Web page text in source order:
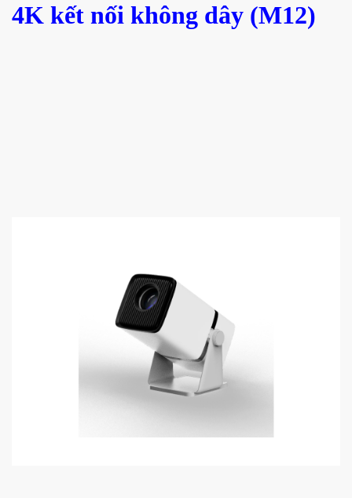
4K kết nối không dây (M12)